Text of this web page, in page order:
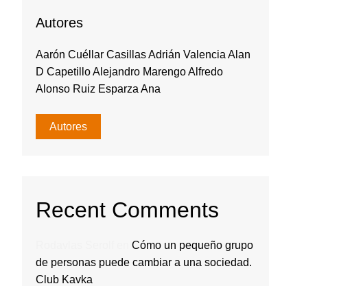
Autores
Aarón Cuéllar Casillas Adrián Valencia Alan
D Capetillo Alejandro Marengo Alfredo
Alonso Ruiz Esparza Ana
Autores
Recent Comments
Cómo un pequeño grupo
de personas puede cambiar a una sociedad.
Club Kavka